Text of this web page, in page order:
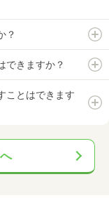
？
できますか？
ことはできます